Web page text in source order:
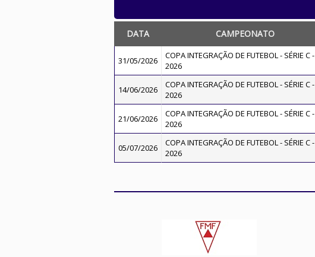
DATA CAMPEONATO
31/05/2026
COPA INTEGRAÇÃO DE FUTEBOL - SÉRIE C -
2026
14/06/2026
COPA INTEGRAÇÃO DE FUTEBOL - SÉRIE C -
2026
21/06/2026
COPA INTEGRAÇÃO DE FUTEBOL - SÉRIE C -
2026
05/07/2026
COPA INTEGRAÇÃO DE FUTEBOL - SÉRIE C -
2026